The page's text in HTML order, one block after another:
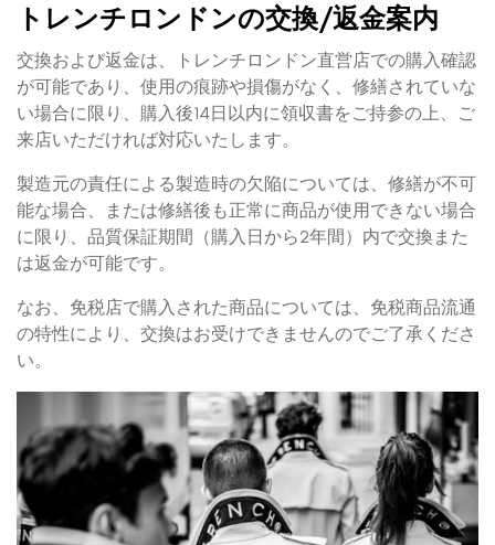
トレンチロンドンの交換/返金案内
交換および返金は、トレンチロンドン直営店での購入確認
が可能であり、使用の痕跡や損傷がなく、修繕されていな
い場合に限り、購入後14日以内に領収書をご持参の上、ご
来店いただければ対応いたします。
製造元の責任による製造時の欠陥については、修繕が不可
能な場合、または修繕後も正常に商品が使用できない場合
に限り、品質保証期間（購入日から2年間）内で交換また
は返金が可能です。
なお、免税店で購入された商品については、免税商品流通
の特性により、交換はお受けできませんのでご了承くださ
い。